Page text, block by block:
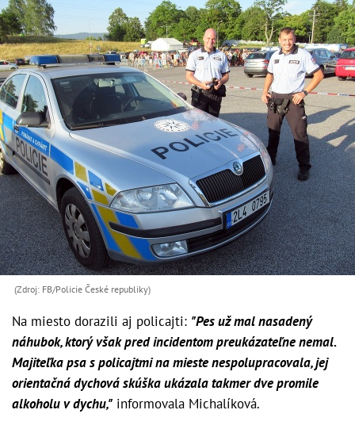
(Zdroj: FB/Policie České republiky)
Na miesto dorazili aj policajti: "Pes už mal nasadený
náhubok, ktorý však pred incidentom preukázateľne nemal.
Majiteľka psa s policajtmi na mieste nespolupracovala, jej
orientačná dychová skúška ukázala takmer dve promile
alkoholu v dychu," informovala Michalíková.